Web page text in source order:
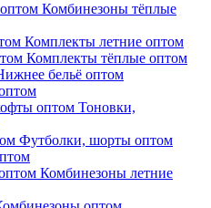
Комбинезоны тёплые
Комплекты летние оптом
Комплекты тёплые оптом
бельё оптом
Тоновки,
Футболки, шорты оптом
Комбинезоны летние